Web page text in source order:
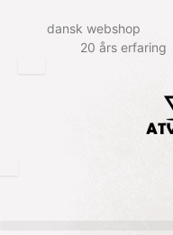
dansk webshop
20 års erfaring